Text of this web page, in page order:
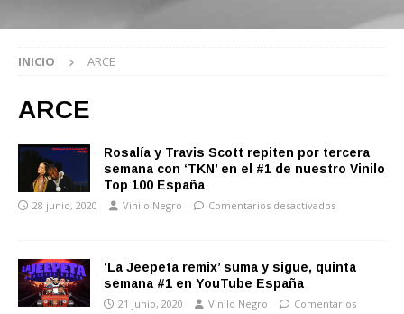
INICIO ARCE
ARCE
Rosalía y Travis Scott repiten por tercera
semana con ‘TKN’ en el #1 de nuestro Vinilo
Top 100 España
28 junio, 2020 Vinilo Negro Comentarios desactivados
‘La Jeepeta remix’ suma y sigue, quinta
semana #1 en YouTube España
21 junio, 2020 Vinilo Negro
Comentarios